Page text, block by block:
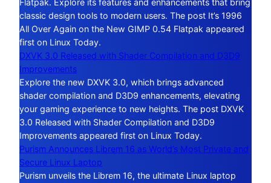
Flatpak. Explore its features and enhancements that bring
classic design tools to modern users. The post It’s 1996
All Over Again on the New GIMP 0.54 Flatpak appeared
first on Linux Today.
DXVK 3.0 Released with Shader Compilation and D3D9
Improvements
Explore the new DXVK 3.0, which brings advanced
shader compilation and D3D9 enhancements, elevating
your gaming experience to new heights. The post DXVK
3.0 Released with Shader Compilation and D3D9
Improvements appeared first on Linux Today.
Purism Announces Librem 16 as World’s Most Private and
Secure Linux Laptop
Purism unveils the Librem 16, the ultimate Linux laptop